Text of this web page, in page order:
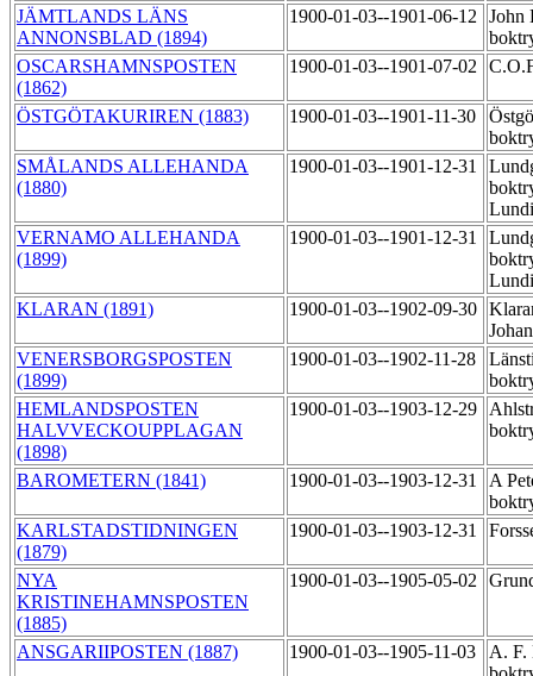
JÄMTLANDS LÄNS
ANNONSBLAD (1894)
1900-01-03--1901-06-12
John
OSCARSHAMNSPOSTEN
(1862)
1900-01-03--1901-07-02
ÖSTGÖTAKURIREN (1883) 1900-01-03--1901-11-30
SMÅLANDS ALLEHANDA
(1880)
1900-01-03--1901-12-31
VERNAMO ALLEHANDA
(1899)
1900-01-03--1901-12-31
KLARAN (1891)
1900-01-03--1902-09-30
VENERSBORGSPOSTEN
(1899)
1900-01-03--1902-11-28
HEMLANDSPOSTEN
HALVVECKOUPPLAGAN
(1898)
1900-01-03--1903-12-29
BAROMETERN (1841) 1900-01-03--1903-12-31
A
KARLSTADSTIDNINGEN
(1879)
1900-01-03--1903-12-31
NYA
KRISTINEHAMNSPOSTEN
(1885)
1900-01-03--1905-05-02
ANSGARIIPOSTEN (1887) 1900-01-03--1905-11-03
A. F.